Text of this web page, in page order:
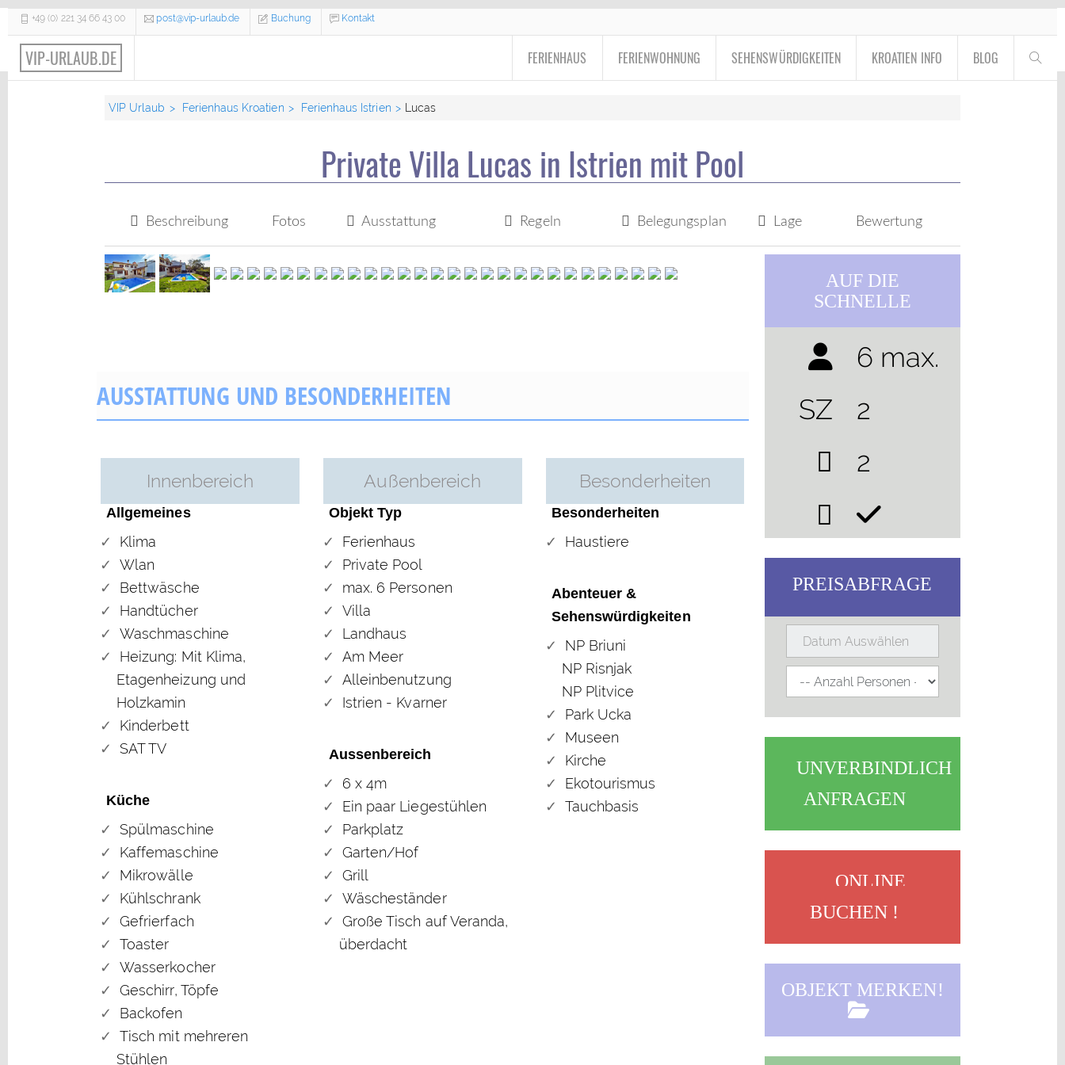
+49 (0) 221 34 66 43 00 post@vip-urlaub.de Buchung Kontakt
VIP Urlaub Europe, 50935 Köln, Deutschland
VIP-URLAUB.DE FERIENHAUS FERIENWOHNUNG SEHENSWÜRDIGKEITEN KROATIEN INFO BLOG
VIP Urlaub Ferienhaus Kroatien Ferienhaus Istrien Lucas
Private Villa Lucas in Istrien mit Pool
Beschreibung Fotos Ausstattung Regeln Belegungsplan Lage Bewertung
AUSSTATTUNG UND BESONDERHEITEN
Innenbereich
Allgemeines
Klima
Wlan
Bettwäsche
Handtücher
Waschmaschine
Heizung: Mit Klima,
Etagenheizung und
Holzkamin
Kinderbett
SAT TV
Küche
Spülmaschine
Kaffemaschine
Mikrowälle
Kühlschrank
Gefrierfach
Toaster
Wasserkocher
Geschirr, Töpfe
Backofen
Tisch mit mehreren
Stühlen
Außenbereich
Objekt Typ
Ferienhaus
Private Pool
max. 6 Personen
Villa
Landhaus
Am Meer
Alleinbenutzung
Istrien - Kvarner
Aussenbereich
6 x 4m
Ein paar Liegestühlen
Parkplatz
Garten/Hof
Grill
Wäscheständer
Große Tisch auf Veranda,
überdacht
Besonderheiten
Besonderheiten
Haustiere
Abenteuer &
Sehenswürdigkeiten
NP Briuni
NP Risnjak
NP Plitvice
Park Ucka
Museen
Kirche
Ekotourismus
Tauchbasis
AUF DIE
SCHNELLE
6 max.
SZ
2
2
PREISABFRAGE
UNVERBINDLICH
ANFRAGEN
ONLINE
BUCHEN !
OBJEKT MERKEN!